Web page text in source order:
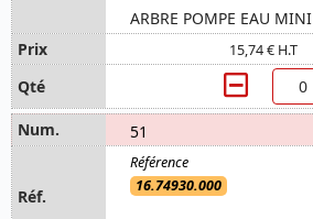
ARBRE POMPE EAU
15,74 € H.T
51
16.74930.000